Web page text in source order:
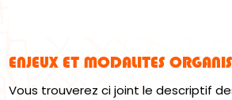
ENJEUX ET MODALITES
Vous trouverez ci joint le descriptif